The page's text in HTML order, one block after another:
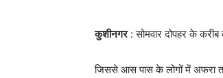
कुशीनगर: सोमवार दोपहर के
जिससे आस पास के लोगों में अफरा